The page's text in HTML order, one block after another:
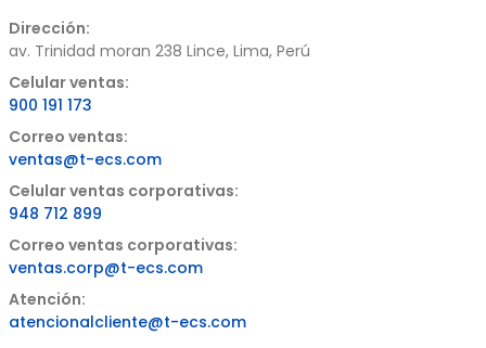
Dirección:
av. Trinidad moran 238 Lince, Lima, Perú
Celular ventas:
900 191 173
Correo ventas:
ventas@t-ecs.com
Celular ventas corporativas:
948 712 899
Correo ventas corporativas:
ventas.corp@t-ecs.com
Atención:
atencionalcliente@t-ecs.com